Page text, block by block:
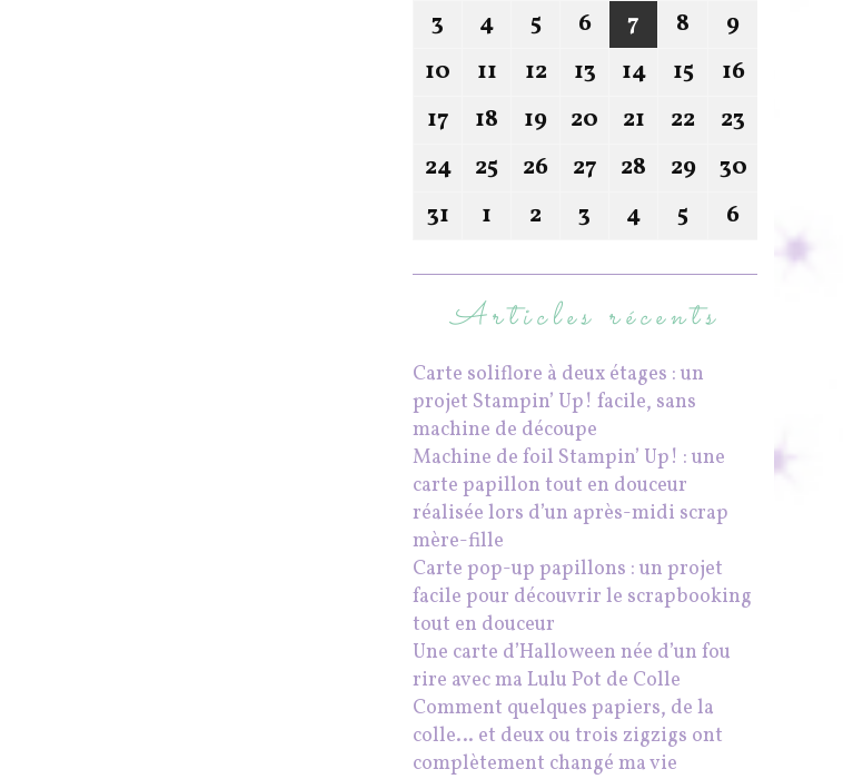
3
4 5 6 7 8
9
10
11 12 13 14 15
16
17
18 19 20 21 22
23
24
25 26 27 28 29
30
31
1 2 3 4 5 6
Articles récents
Carte soliflore à deux étages : un
projet Stampin’ Up! facile, sans
machine de découpe
Machine de foil Stampin’ Up! : une
carte papillon tout en douceur
réalisée lors d’un après-midi scrap
mère-fille
Carte pop-up papillons : un projet
facile pour découvrir le scrapbooking
tout en douceur
Une carte d’Halloween née d’un fou
rire avec ma Lulu Pot de Colle
Comment quelques papiers, de la
colle… et deux ou trois zigzigs ont
complètement changé ma vie